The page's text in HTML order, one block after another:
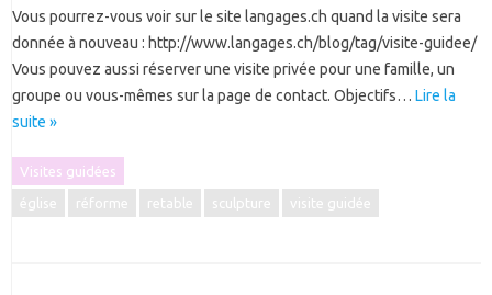
Vous pourrez-vous voir sur le site langages.ch quand la visite sera
donnée à nouveau : http://www.langages.ch/blog/tag/visite-guidee/
Vous pouvez aussi réserver une visite privée pour une famille, un
groupe ou vous-mêmes sur la page de contact. Objectifs… Lire la
suite »
Visites guidées
église réforme retable sculpture visite guidée